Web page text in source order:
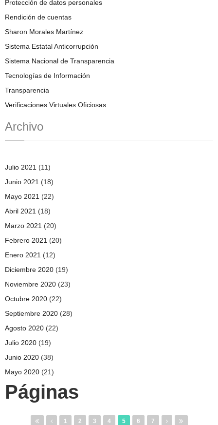
Protección de datos personales
Rendición de cuentas
Sharon Morales Martínez
Sistema Estatal Anticorrupción
Sistema Nacional de Transparencia
Tecnologías de Información
Transparencia
Verificaciones Virtuales Oficiosas
Archivo
Julio 2021 (11)
Junio 2021 (18)
Mayo 2021 (22)
Abril 2021 (18)
Marzo 2021 (20)
Febrero 2021 (20)
Enero 2021 (12)
Diciembre 2020 (19)
Noviembre 2020 (23)
Octubre 2020 (22)
Septiembre 2020 (28)
Agosto 2020 (22)
Julio 2020 (19)
Junio 2020 (38)
Mayo 2020 (21)
Páginas
1 2 3 4 5 6 7